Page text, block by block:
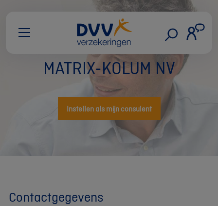
MATRIX-KOLUM NV
Instellen als mijn consulent
Contactgegevens